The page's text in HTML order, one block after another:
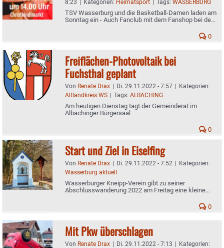
8:23 Kategorien: Heimatsport Tags: WASSERBURG
TSV Wasserburg und die Basketball-Damen laden am
Sonntag ein - Auch Fanclub mit dem Fanshop bei der
0
Freiflächen-Photovoltaik bei
Fuchsthal geplant
Von Renate Drax | Di. 29.11.2022 - 7:57 | Kategorien:
Altlandkreis WS | Tags: ALBACHING
Am heutigen Dienstag tagt der Gemeinderat im
Albachinger Bürgersaal
0
Start und Ziel in Eiselfing
Von Renate Drax | Di. 29.11.2022 - 7:52 | Kategorien:
Wasserburg aktuell
Wasserburger Kneipp-Verein gibt zu seiner
Abschlusswanderung 2022 am Freitag eine kleine
0
Mit Pkw überschlagen
Von Renate Drax | Di. 29.11.2022 - 7:13 | Kategorien: